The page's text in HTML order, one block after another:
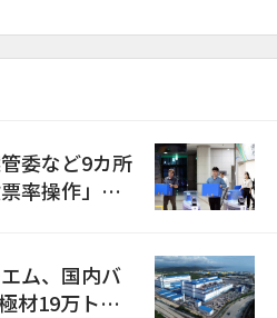
委など9カ所
率操作」の
ム、国内バ
材19万トン